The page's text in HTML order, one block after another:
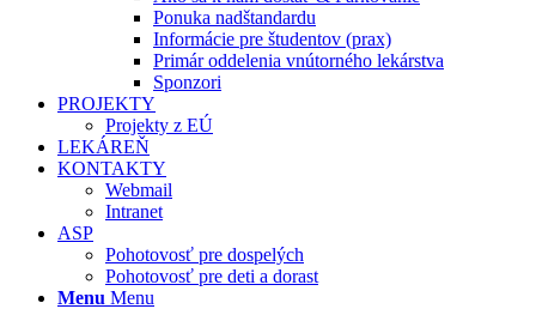
Ponuka nadštandardu
Informácie pre študentov (prax)
Primár oddelenia vnútorného lekárstva
Sponzori
PROJEKTY
Projekty z EÚ
LEKÁREŇ
KONTAKTY
Webmail
Intranet
ASP
Pohotovosť pre dospelých
Pohotovosť pre deti a dorast
Menu Menu